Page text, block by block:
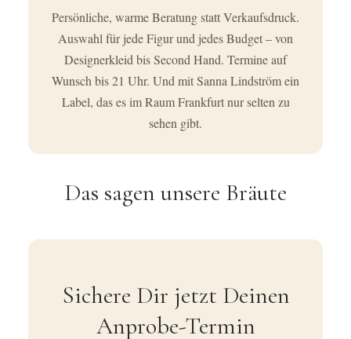
Persönliche, warme Beratung statt Verkaufsdruck.
Auswahl für jede Figur und jedes Budget – von
Designerkleid bis Second Hand. Termine auf
Wunsch bis 21 Uhr. Und mit Sanna Lindström ein
Label, das es im Raum Frankfurt nur selten zu
sehen gibt.
Das sagen unsere Bräute
Sichere Dir jetzt Deinen
Anprobe-Termin